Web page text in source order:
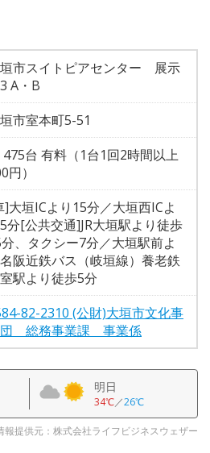
市スイトピアセンター 展示
A・B
市室本町5-51
475台 有料（1台1回2時間以上
円）
]大垣ICより15分／大垣西ICよ
分[公共交通]JR大垣駅より徒歩
、タクシー7分／大垣駅前よ
阪近鉄バス（岐垣線）養老鉄
駅より徒歩5分
82-2310 (公財)大垣市文化事
総務事業課 事業係
明日
34℃／26℃
報提供元：株式会社ライフビジネスウェザー